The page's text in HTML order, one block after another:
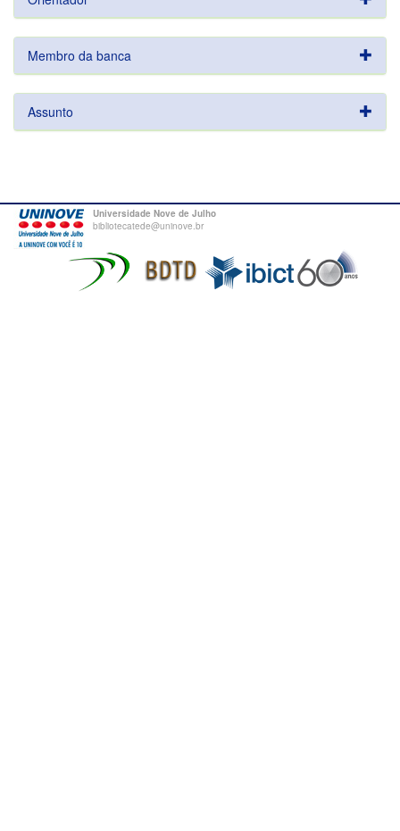
Membro da banca
Assunto
Universidade Nove de Julho
bibliotecatede@uninove.br